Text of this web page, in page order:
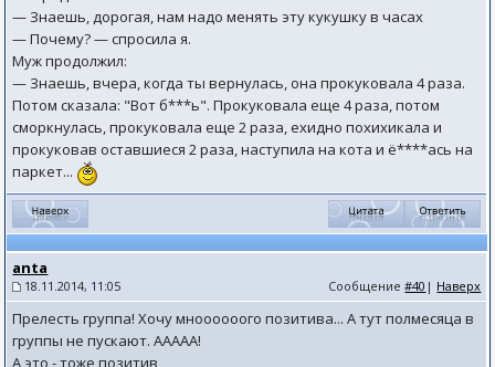
— Знаешь, дорогая, нам надо менять эту кукушку в часах
— Почему? — спросила я.
Муж продолжил:
— Знаешь, вчера, когда ты вернулась, она прокуковала 4 раза.
Потом сказала: "Вот б***ь". Прокуковала еще 4 раза, потом
сморкнулась, прокуковала еще 2 раза, ехидно похихикала и
прокуковав оставшиеся 2 раза, наступила на кота и ё****ась на
паркет...
anta
18.11.2014, 11:05 Сообщение#40 | Наверх
Прелесть группа! Хочу мноооооого позитива... А тут полмесяца в
группы не пускают. ААААА!
А это - тоже позитив